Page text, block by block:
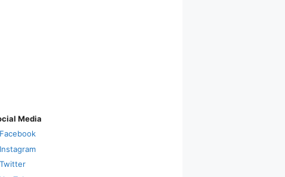
Media
Facebook
Instagram
Twitter